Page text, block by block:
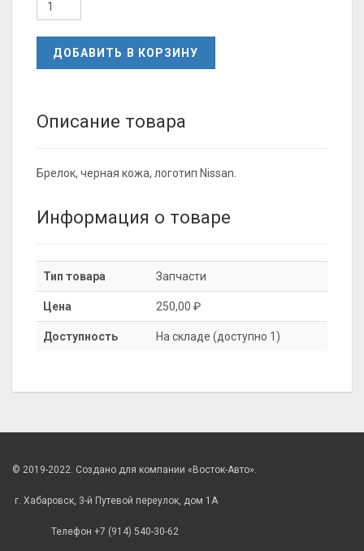
ДОБАВИТЬ В КОРЗИНУ
Описание товара
Брелок, черная кожа, логотип Nissan.
Информация о товаре
Тип товара Запчасти
Цена 250,00 ₽
Доступность На складе (доступно 1)
© 2019-2022. Создано для компании «Восток-Авто».
г. Хабаровск, 3-й Путевой переулок, дом 1А
Телефон +7 (914) 540-30-62